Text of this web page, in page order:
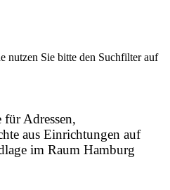
nutzen Sie bitte den Suchfilter auf
Adressen,
aus Einrichtungen auf
im Raum Hamburg